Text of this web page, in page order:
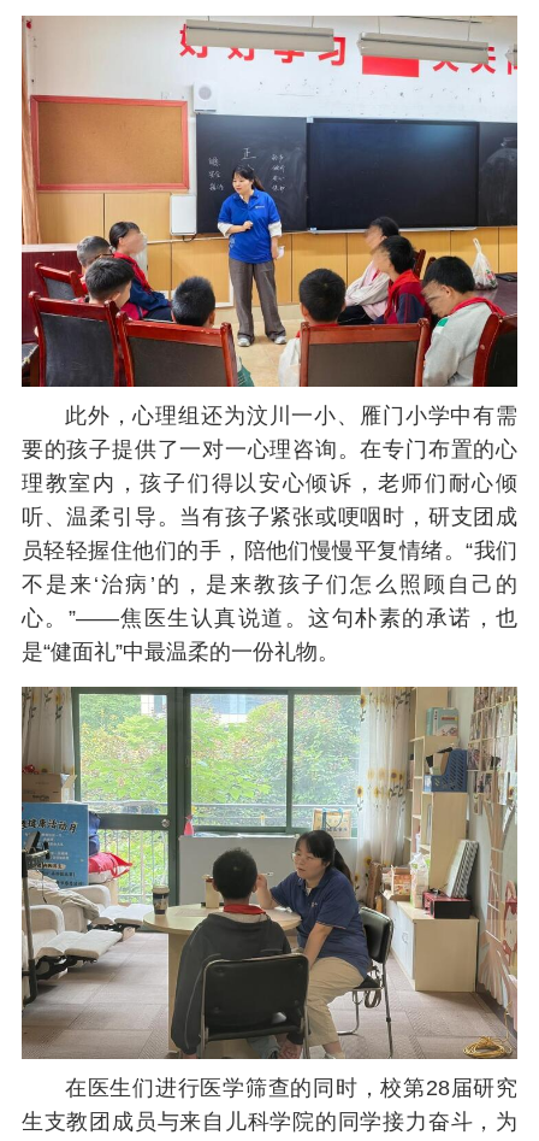
此外，心理组还为汶川一小、雁门小学中有需
要的孩子提供了一对一心理咨询。在专门布置的心
理教室内，孩子们得以安心倾诉，老师们耐心倾
听、温柔引导。当有孩子紧张或哽咽时，研支团成
员轻轻握住他们的手，陪他们慢慢平复情绪。“我们
不是来‘治病’的，是来教孩子们怎么照顾自己的
心。”——焦医生认真说道。这句朴素的承诺，也
是“健面礼”中最温柔的一份礼物。
在医生们进行医学筛查的同时，校第28届研究
生支教团成员与来自儿科学院的同学接力奋斗，为